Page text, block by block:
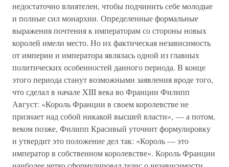
недостаточно влиятелен, чтобы подчинить себе молодые
и полные сил монархии. Определенные формальные
выражения почтения к императорам со стороны новых
королей имели место. Но их фактическая независимость
от империи и императора являлась одной из главных
политических особенностей данного периода. В конце
этого периода станут возможными заявления вроде того,
что сделал в начале XIII века во Франции Филипп
Август: «Король Франции в своем королевстве не
признает над собой никакой высшей власти», — а потом,
веком позже, Филипп Красивый уточнит формулировку
и утвердит это положение дел так: «Король — это
император в собственном королевстве». Король Франции